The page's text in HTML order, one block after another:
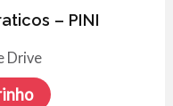
– PINI
Drive